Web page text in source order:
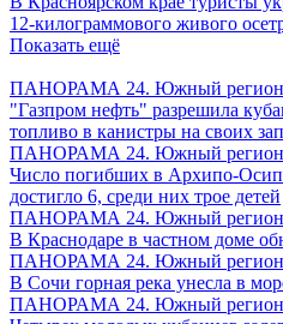
12-килограммового живого
Показать ещё
ПАНОРАМА 24. Южный регион
"Газпром нефть" разрешила
топливо в канистры на своих
ПАНОРАМА 24. Южный регион
Число погибших в Архипо-
достигло 6, среди них трое детей
ПАНОРАМА 24. Южный регион
В Краснодаре в частном доме
ПАНОРАМА 24. Южный регион
В Сочи горная река унесла в
ПАНОРАМА 24. Южный регион